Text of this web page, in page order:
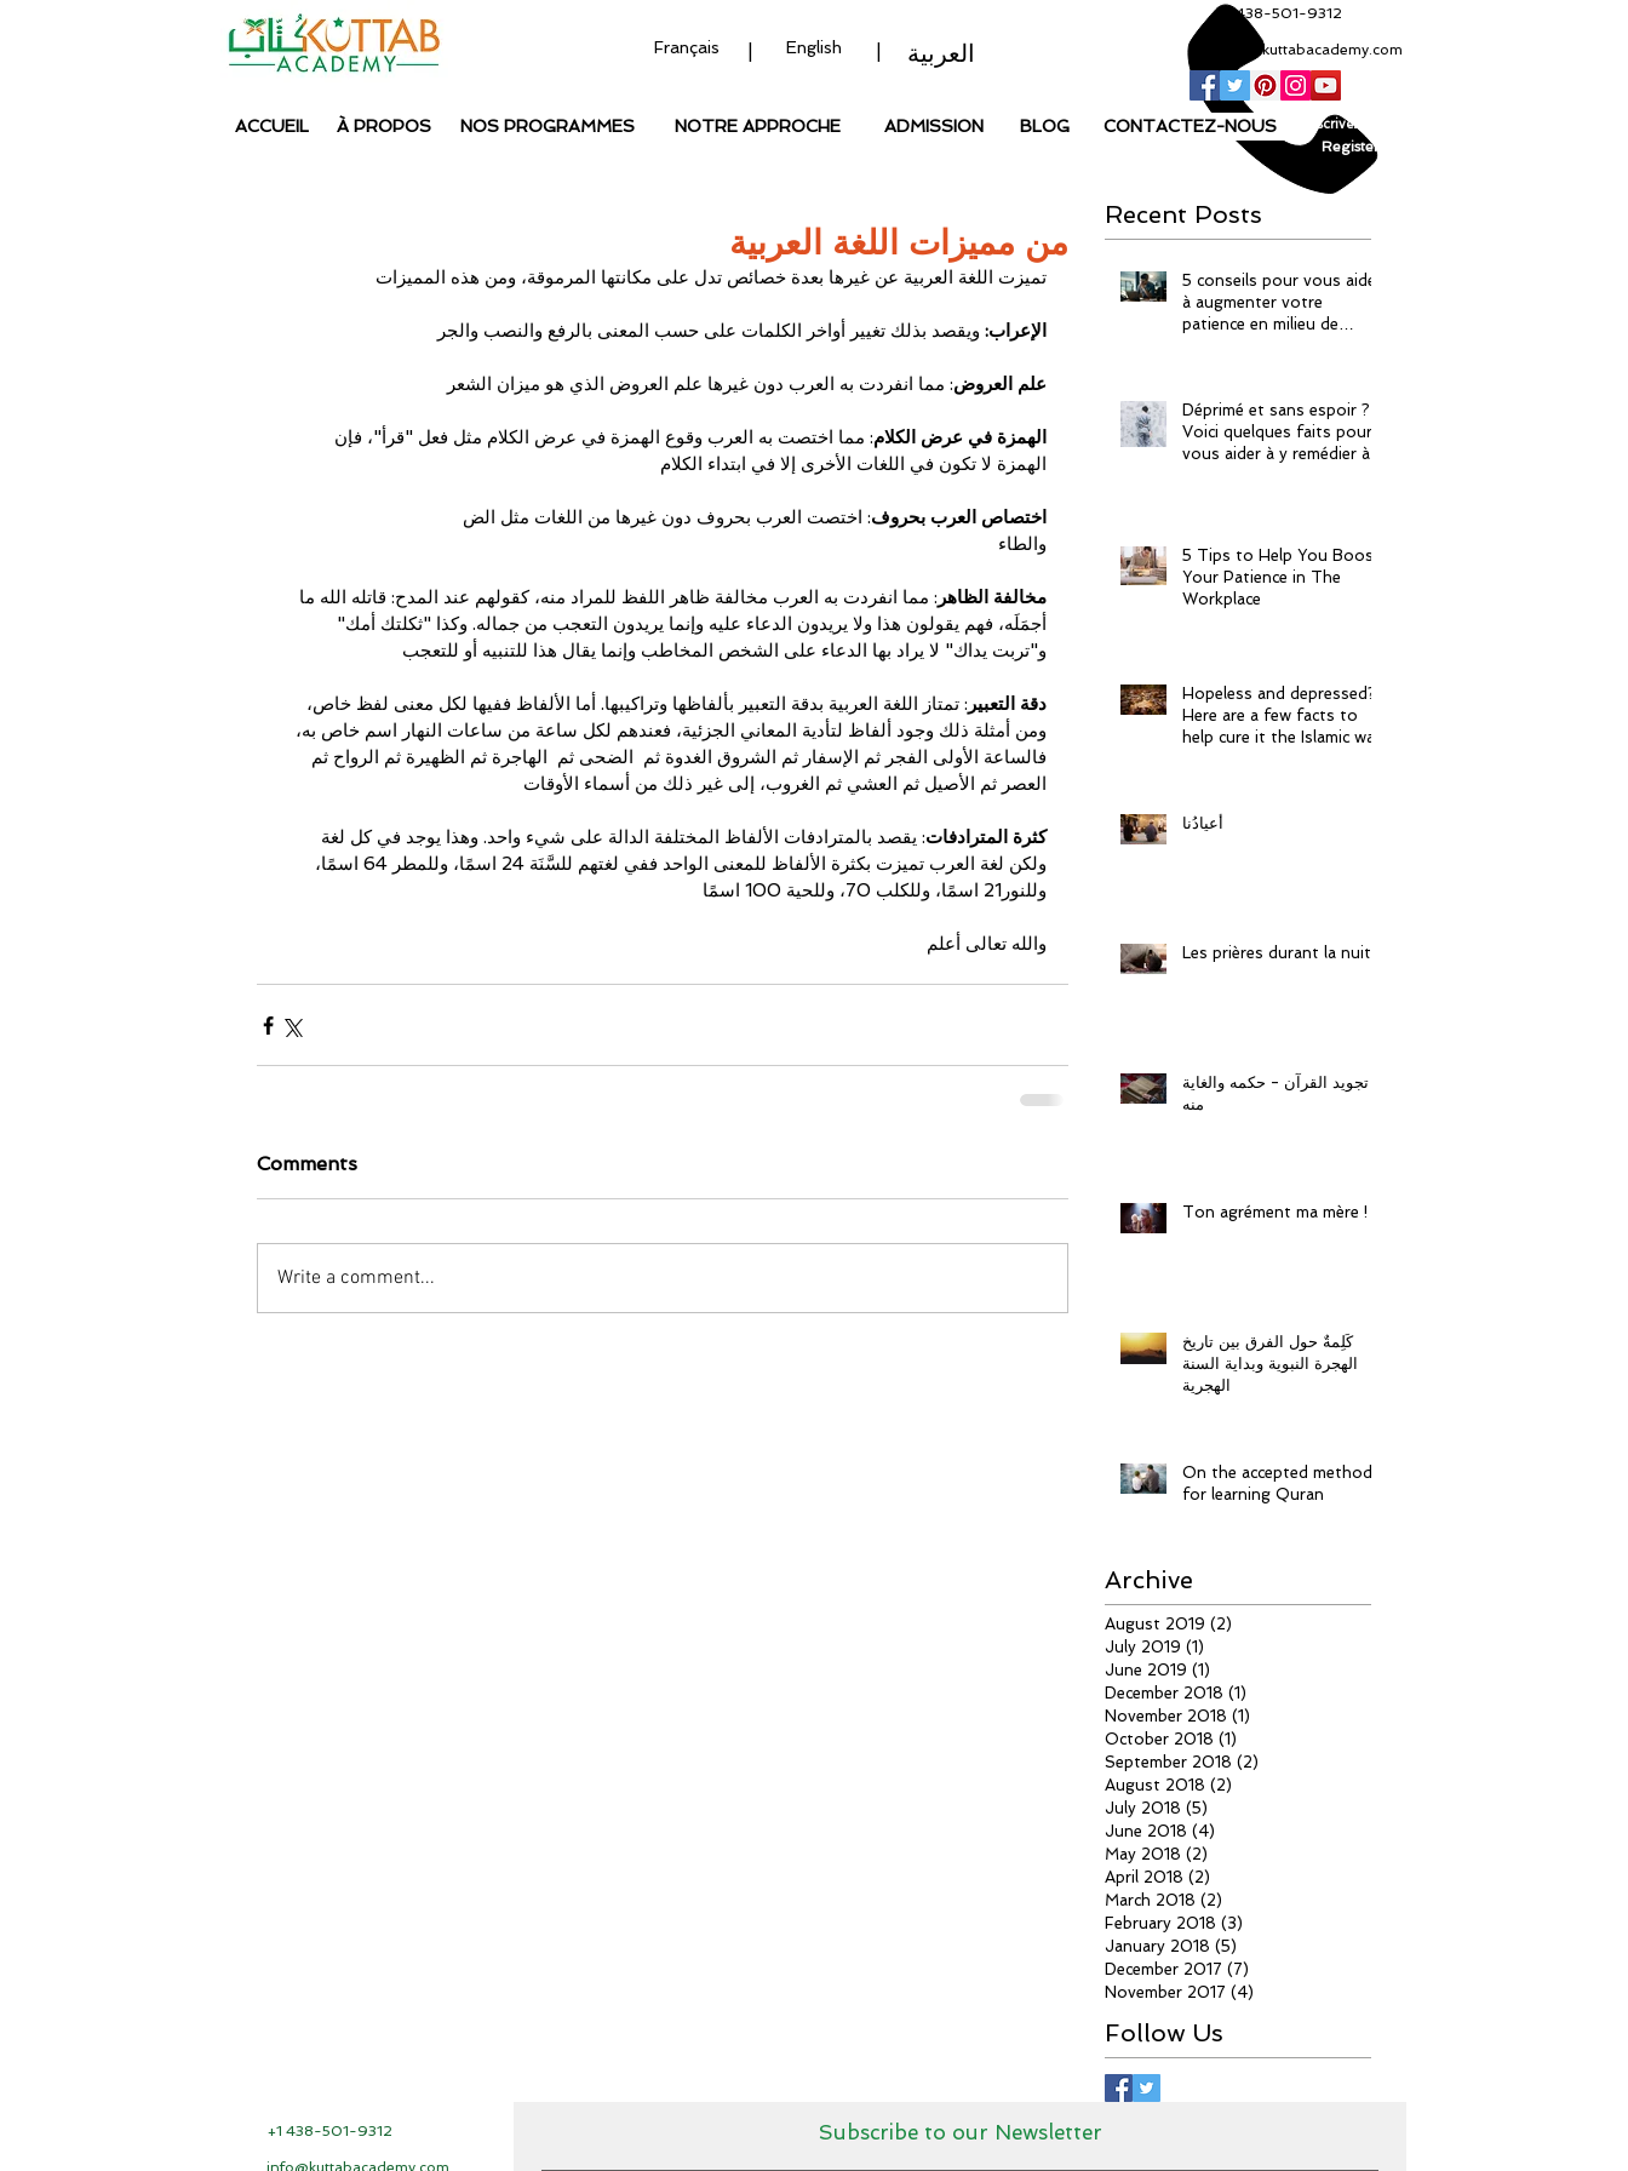
+1 438-501-9312
info@kuttabacademy.com
Français English العربية
NOS PROGRAMMES NOTRE APPROCHE ADMISSION
ACCUEIL À PROPOS BLOG CONTACTEZ-NOUS
Register!
Inscrivez-vous!
من مميزات اللغة العربية
تميزت اللغة العربية عن غيرها بعدة خصائص تدل على مكانتها المرموقة، ومن هذه المميزات
الإعراب: ويقصد بذلك تغيير أواخر الكلمات على حسب المعنى بالرفع والنصب والجر
علم العروض: مما انفردت به العرب دون غيرها علم العروض الذي هو ميزان الشعر
الهمزة في عرض الكلام: مما اختصت به العرب وقوع الهمزة في عرض الكلام مثل فعل "قرأ"، فإن
الهمزة لا تكون في اللغات الأخرى إلا في ابتداء الكلام
اختصاص العرب بحروف: اختصت العرب بحروف دون غيرها من اللغات مثل الض
والطاء
مخالفة الظاهر : مما انفردت به العرب مخالفة ظاهر اللفظ للمراد منه، كقولهم عند المدح: قاتله الله ما
أجمَلَه، فهم يقولون هذا ولا يريدون الدعاء عليه وإنما يريدون التعجب من جماله. وكذا "ثكلتك أمك"
و"تربت يداك" لا يراد بها الدعاء على الشخص المخاطب وإنما يقال هذا للتنبيه أو للتعجب
دقة التعبير : تمتاز اللغة العربية بدقة التعبير بألفاظها وتراكيبها. أما الألفاظ ففيها لكل معنى لفظ خاص،
ومن أمثلة ذلك وجود ألفاظ لتأدية المعاني الجزئية، فعندهم لكل ساعة من ساعات النهار اسم خاص به،
فالساعة الأولى الفجر ثم الإسفار ثم الشروق الغدوة ثم  الضحى ثم  الهاجرة ثم الظهيرة ثم الرواح ثم
العصر ثم الأصيل ثم العشي ثم الغروب، إلى غير ذلك من أسماء الأوقات
كثرة المترادفات: يقصد بالمترادفات الألفاظ المختلفة الدالة على شيء واحد. وهذا يوجد في كل لغة
ولكن لغة العرب تميزت بكثرة الألفاظ للمعنى الواحد ففي لغتهم للسَّنَة 24 اسمًا، وللمطر 64 اسمًا،
وللنور21 اسمًا، وللكلب 70، وللحية 100 اسمًا
والله تعالى أعلم
Comments
Write a comment...
Recent Posts
5 conseils pour vous aider
à augmenter votre
patience en milieu de
Déprimé et sans espoir ?
Voici quelques faits pour
vous aider à y remédier à
5 Tips to Help You Boost
Your Patience in The
Workplace
Hopeless and depressed?
Here are a few facts to
help cure it the Islamic way
أعيادُنا
Les prières durant la nuit
تجويد القرآن - حكمه والغاية
منه
Ton agrément ma mère !
كَلِمةٌ حول الفرق بين تاريخ
الهجرة النبوية وبداية السنة
الهجرية
On the accepted method
for learning Quran
Archive
August 2019 (2)
July 2019 (1)
June 2019 (1)
December 2018 (1)
November 2018 (1)
October 2018 (1)
September 2018 (2)
August 2018 (2)
July 2018 (5)
June 2018 (4)
May 2018 (2)
April 2018 (2)
March 2018 (2)
February 2018 (3)
January 2018 (5)
December 2017 (7)
November 2017 (4)
Follow Us
+1 438-501-9312
info@kuttabacademy.com
Subscribe to our Newsletter